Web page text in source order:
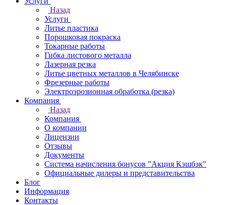
Назад
Услуги
Литье пластика
Порошковая покраска
Токарные работы
Гибка листового металла
Лазерная резка
Литье цветных металлов в Челябинске
Фрезерные работы
Электроэрозионная обработка (резка)
Компания
Назад
Компания
О компании
Лицензии
Отзывы
Документы
Система начисления бонусов "Акция Кэшбэк"
Официальные дилеры и представительства
Блог
Информация
Контакты